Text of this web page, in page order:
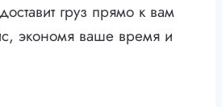
груз прямо к вам
экономя ваше время и